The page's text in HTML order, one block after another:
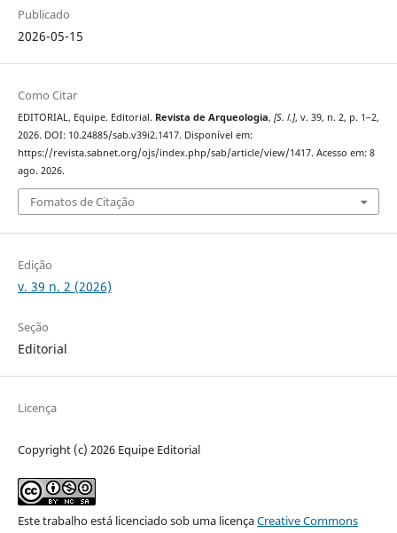
Publicado
2026-05-15
Como Citar
EDITORIAL, Equipe. Editorial. Revista de Arqueologia, [S. l.], v. 39, n. 2, p. 1–2,
2026. DOI: 10.24885/sab.v39i2.1417. Disponível em:
https://revista.sabnet.org/ojs/index.php/sab/article/view/1417. Acesso em: 8
ago. 2026.
Fomatos de Citação
Edição
v. 39 n. 2 (2026)
Seção
Editorial
Licença
Copyright (c) 2026 Equipe Editorial
Este trabalho está licenciado sob uma licençaCreative Commons